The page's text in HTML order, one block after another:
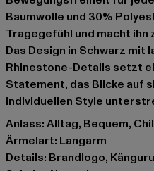
Baumwolle und 30%
Tragegefühl und macht
Das Design in Schwarz mit
Rhinestone-Details setzt
Statement, das Blicke auf
individuellen Style
Anlass: Alltag, Bequem,
Ärmelart: Langarm
Details: Brandlogo,